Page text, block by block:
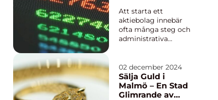
Att starta ett
aktiebolag innebär
ofta många steg och
administrativa
alternativ för att
snabbt sätta igång är
att köpa lagerbolag.
Denna metod
02 december 2024
Sälja Guld i
Malmö – En Stad
Glimrande av